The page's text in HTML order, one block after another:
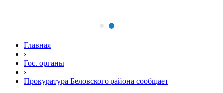
Главная
›
Гос. органы
›
Прокуратура Беловского района сообщает